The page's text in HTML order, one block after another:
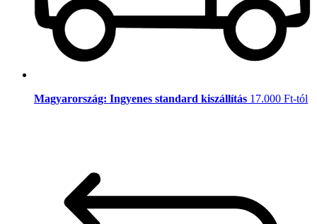
Magyarország: Ingyenes standard kiszállítás 17.000 Ft-tól